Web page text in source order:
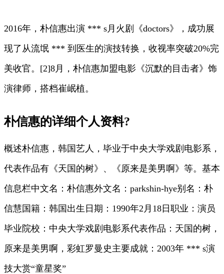
2016年，朴信惠出演 *** s月火剧《doctors》，成功展
现了从流氓 *** 到医生的演技转换，收视率突破20%完
美收官。[2]8月，朴信惠加盟电影《沉默的目击者》饰
演律师，搭档崔岷植。
朴信惠的详细个人资料?
概述朴信惠，韩国艺人，毕业于中央大学戏剧电影系，
代表作品有《天国的树》、《原来是美男啊》等。基本
信息栏中文名：朴信惠外文名：parkshin-hye别名：朴
信慧国籍：韩国出生日期：1990年2月18日职业：演员
毕业院校：中央大学戏剧电影系代表作品：天国的树，
原来是美男啊，彩虹罗曼史主要成就：2003年 *** s演
技大赏“童星奖”